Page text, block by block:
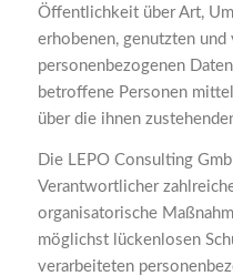
Öffentlichkeit über Art,
erhobenen, genutzten und
personenbezogenen
betroffene Personen
über die ihnen
Die LEPO Consulting
Verantwortlicher
organisatorische
möglichst lückenlosen
verarbeiteten